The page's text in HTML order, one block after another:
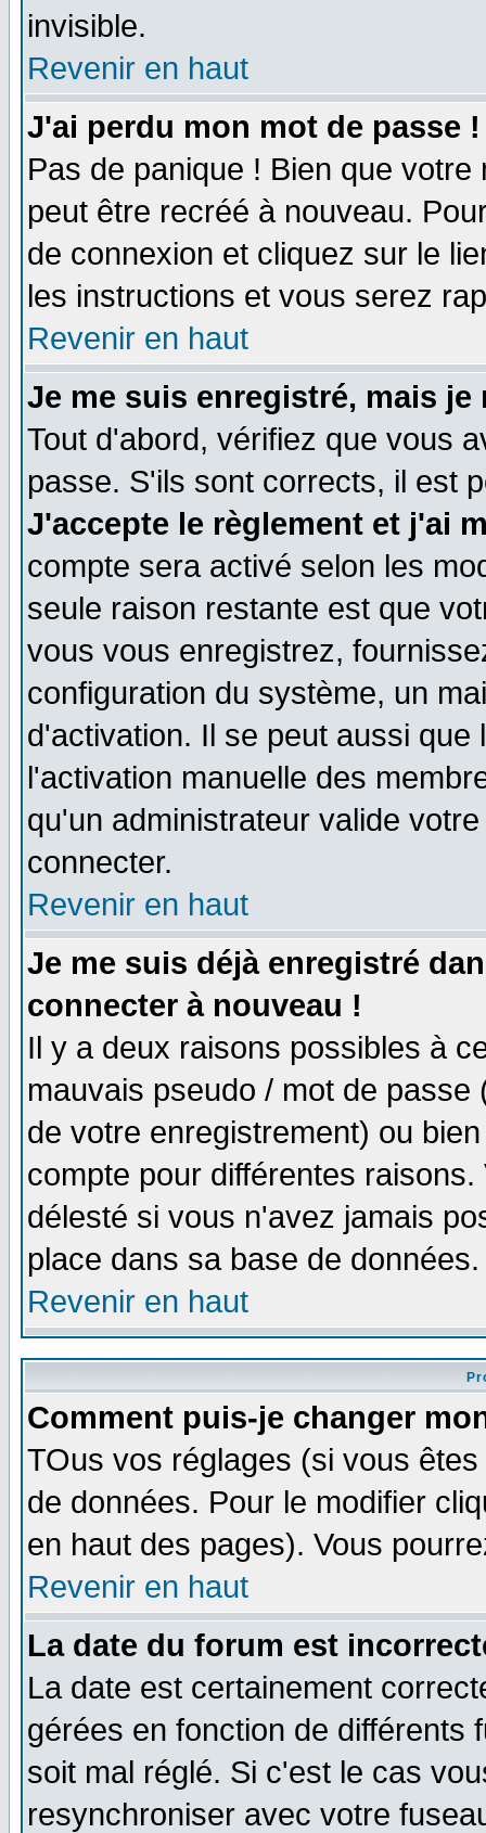
invisible.
Revenir en haut
J'ai perdu mon mot de passe !
Pas de panique ! Bien que
peut être recréé à nouveau.
de connexion et cliquez sur le
les instructions et vous serez
Revenir en haut
Je me suis enregistré, mais
Tout d'abord, vérifiez que vous
passe. S'ils sont corrects, il est
J'accepte le règlement et j'ai
compte sera activé selon les
seule raison restante est que
vous vous enregistrez,
configuration du système, un
d'activation. Il se peut aussi
l'activation manuelle des
qu'un administrateur valide
connecter.
Revenir en haut
Je me suis déjà enregistré
connecter à nouveau !
Il y a deux raisons possibles à
mauvais pseudo / mot de
de votre enregistrement) ou
compte pour différentes
délesté si vous n'avez jamais
place dans sa base de
Revenir en haut
Comment puis-je changer
TOus vos réglages (si vous
de données. Pour le modifier
en haut des pages). Vous
Revenir en haut
La date du forum est
La date est certainement
gérées en fonction de différents
soit mal réglé. Si c'est le cas
resynchroniser avec votre